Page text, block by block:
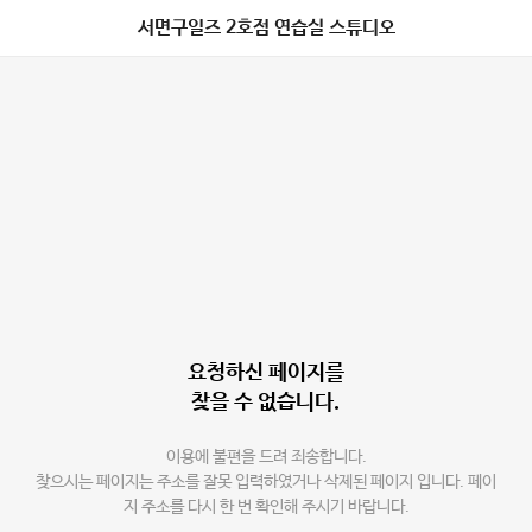
서면구일즈 2호점 연습실 스튜디오
요청하신 페이지를
찾을 수 없습니다.
이용에 불편을 드려 죄송합니다.
찾으시는 페이지는 주소를 잘못 입력하였거나 삭제된 페이지 입니다. 페이
지 주소를 다시 한 번 확인해 주시기 바랍니다.